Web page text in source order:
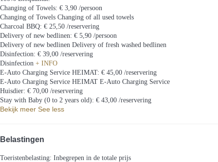
Changing of Towels: € 3,90 /persoon
Changing of Towels Changing of all used towels
Charcoal BBQ: € 25,50 /reservering
Delivery of new bedlinen: € 5,90 /persoon
Delivery of new bedlinen Delivery of fresh washed bedlinen
Disinfection: € 39,00 /reservering
Disinfection + INFO
E-Auto Charging Service HEIMAT: € 45,00 /reservering
E-Auto Charging Service HEIMAT E-Auto Charging Service
Huisdier: € 70,00 /reservering
Stay with Baby (0 to 2 years old): € 43,00 /reservering
Bekijk meer See less
Belastingen
Toeristenbelasting: Inbegrepen in de totale prijs